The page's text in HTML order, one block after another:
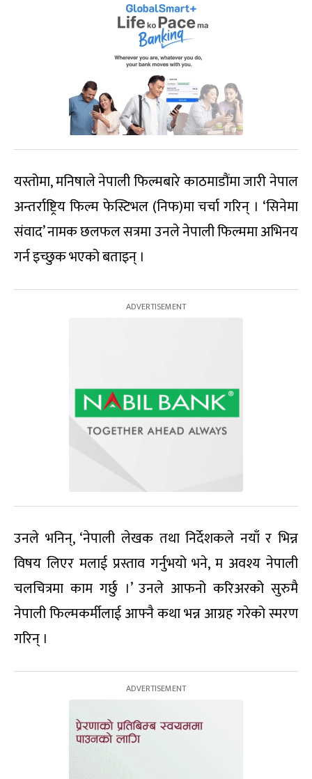
यस्तोमा, मनिषाले नेपाली फिल्मबारे काठमाडौंमा जारी नेपाल
अन्तर्राष्ट्रिय फिल्म फेस्टिभल (निफ)मा चर्चा गरिन् । ‘सिनेमा
संवाद’ नामक छलफल सत्रमा उनले नेपाली फिल्ममा अभिनय
गर्न इच्छुक भएको बताइन् ।
उनले भनिन्, ‘नेपाली लेखक तथा निर्देशकले नयाँ र भिन्न
विषय लिएर मलाई प्रस्ताव गर्नुभयो भने, म अवश्य नेपाली
चलचित्रमा काम गर्छु ।’ उनले आफनो करिअरको सुरुमै
नेपाली फिल्मकर्मीलाई आफ्नै कथा भन्न आग्रह गरेको स्मरण
गरिन् ।